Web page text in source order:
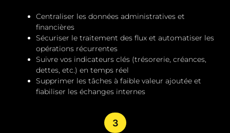
Centraliser les données administratives et
financières
Sécuriser le traitement des flux et automatiser les
opérations récurrentes
Suivre vos indicateurs clés (trésorerie, créances,
dettes, etc.) en temps réel
Supprimer les tâches à faible valeur ajoutée et
fiabiliser les échanges internes
3